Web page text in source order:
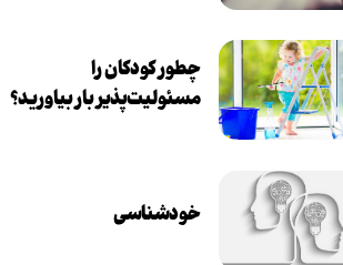
چطور کودکان را
مسئولیت‌پذیر بار بیاورید؟
خودشناسی